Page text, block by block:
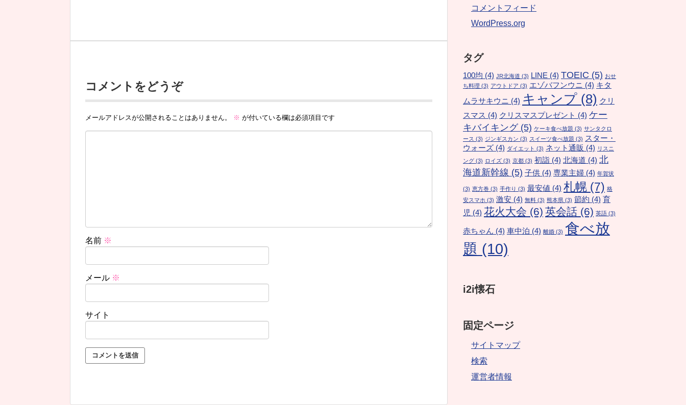
コメントをどうぞ
メールアドレスが公開されることはありません。 ※ が付いている欄は必須項目です
名前 ※
メール ※
サイト
コメントフィード
WordPress.org
タグ
100均 (4) JR北海道 (3) LINE (4) TOEIC (5) おせ
ち料理 (3) アウトドア (3) エゾバフンウニ (4) キタ
ムラサキウニ (4) キャンプ (8) クリ
スマス (4) クリスマスプレゼント (4) ケー
キバイキング(5) ケーキ食べ放題 (3) サンタクロ
ース (3) ジンギスカン (3) スイーツ食べ放題 (3) スター・
ウォーズ (4) ダイエット (3) ネット通販 (4) リスニ
ング (3) ロイズ (3) 京都 (3) 初詣 (4) 北海道 (4) 北
海道新幹線 (5) 子供 (4) 専業主婦 (4) 年賀状
(3) 恵方巻 (3) 手作り (3) 最安値 (4) 札幌 (7) 格
安スマホ (3) 激安 (4) 無料 (3) 熊本県 (3) 節約 (4) 育
児 (4) 花火大会 (6) 英会話 (6) 英語 (3)
赤ちゃん (4) 車中泊 (4) 離婚 (3) 食べ放
題 (10)
i2i懐石
固定ページ
サイトマップ
検索
運営者情報